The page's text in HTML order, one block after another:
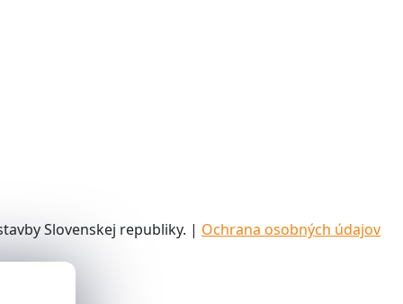
Slovenskej republiky. | Ochrana osobných údajov